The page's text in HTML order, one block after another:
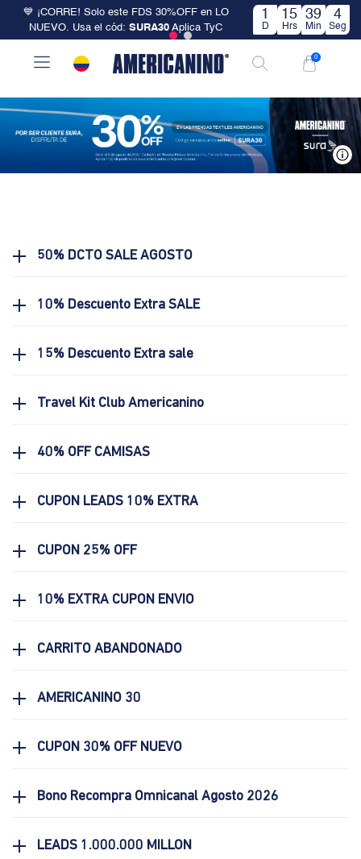
💙 ¡CORRE! Solo este FDS 30%OFF en LO
NUEVO. Usa el cód: SURA30 Aplica TyC
1
D
15
Hrs
39
Min
4
Seg
0
50% DCTO SALE AGOSTO
10% Descuento Extra SALE
15% Descuento Extra sale
Travel Kit Club Americanino
40% OFF CAMISAS
CUPON LEADS 10% EXTRA
CUPON 25% OFF
10% EXTRA CUPON ENVIO
CARRITO ABANDONADO
AMERICANINO 30
CUPON 30% OFF NUEVO
Bono Recompra Omnicanal Agosto 2026
LEADS 1.000.000 MILLON